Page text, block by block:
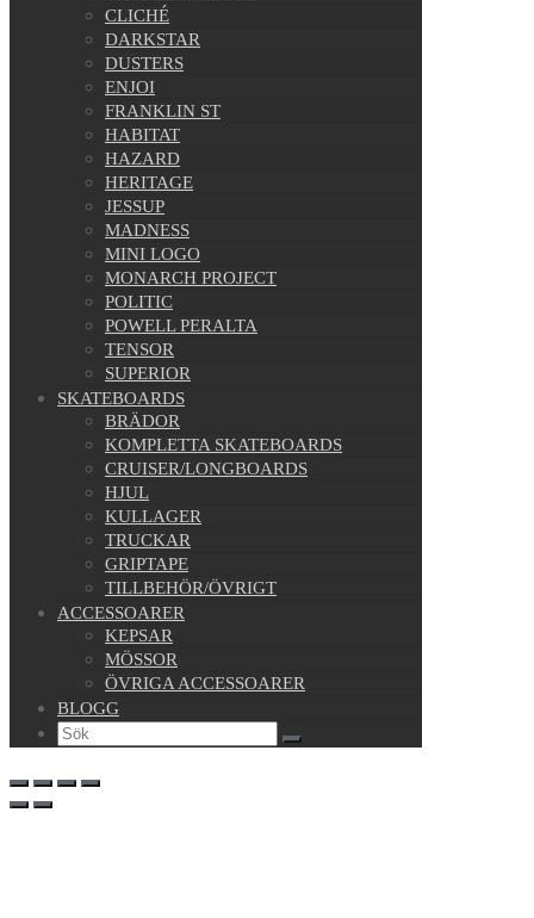
CLICHÉ
DARKSTAR
DUSTERS
ENJOI
FRANKLIN ST
HABITAT
HAZARD
HERITAGE
JESSUP
MADNESS
MINI LOGO
MONARCH PROJECT
POLITIC
POWELL PERALTA
TENSOR
SUPERIOR
SKATEBOARDS
BRÄDOR
KOMPLETTA SKATEBOARDS
CRUISER/LONGBOARDS
HJUL
KULLAGER
TRUCKAR
GRIPTAPE
TILLBEHÖR/ÖVRIGT
ACCESSOARER
KEPSAR
MÖSSOR
ÖVRIGA ACCESSOARER
BLOGG